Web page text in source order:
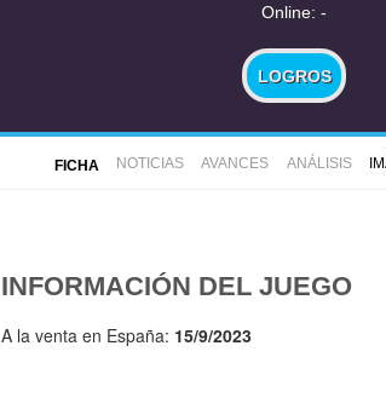
Online: -
LOGROS
FICHA NOTICIAS AVANCES ANÁLISIS
INFORMACIÓN DEL JUEGO
A la venta en España: 15/9/2023